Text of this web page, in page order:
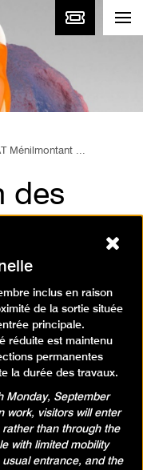
Ménilmontant ...
des
de
inclus en raison
de la sortie située
principale.
réduite est maintenu
permanentes
la durée des travaux.
Monday, September
work, visitors will enter
than through the
with limited mobility
entrance, and the